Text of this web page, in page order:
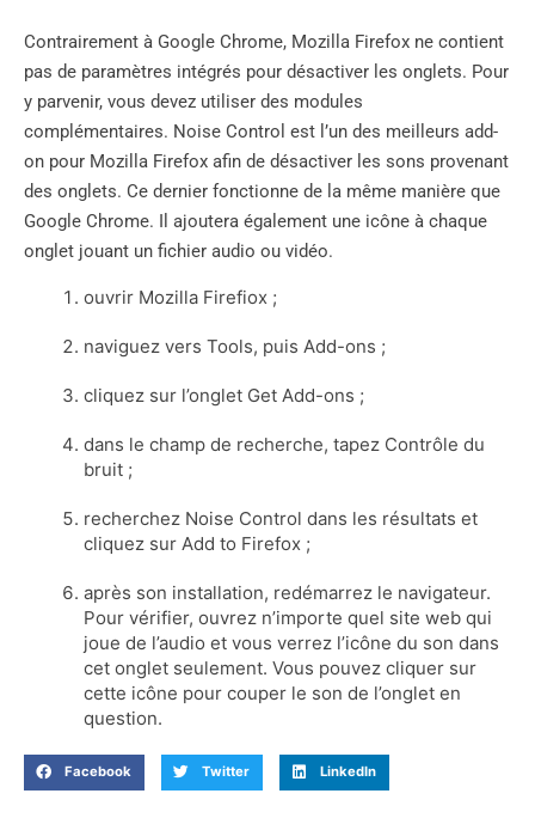
Contrairement à Google Chrome, Mozilla Firefox ne contient
pas de paramètres intégrés pour désactiver les onglets. Pour
y parvenir, vous devez utiliser des modules
complémentaires. Noise Control est l’un des meilleurs add-
on pour Mozilla Firefox afin de désactiver les sons provenant
des onglets. Ce dernier fonctionne de la même manière que
Google Chrome. Il ajoutera également une icône à chaque
onglet jouant un fichier audio ou vidéo.
ouvrir Mozilla Firefiox ;
naviguez vers Tools, puis Add-ons ;
cliquez sur l’onglet Get Add-ons ;
dans le champ de recherche, tapez Contrôle du
bruit ;
recherchez Noise Control dans les résultats et
cliquez sur Add to Firefox ;
après son installation, redémarrez le navigateur.
Pour vérifier, ouvrez n’importe quel site web qui
joue de l’audio et vous verrez l’icône du son dans
cet onglet seulement. Vous pouvez cliquer sur
cette icône pour couper le son de l’onglet en
question.
Facebook Twitter LinkedIn